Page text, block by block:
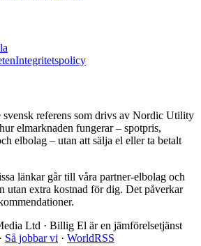
Integritetspolicy
referens som drivs av Nordic Utility
elmarknaden fungerar – spotpris,
elbolag – utan att sälja el eller ta betalt
länkar går till våra partner-elbolag och
extra kostnad för dig. Det påverkar
Ltd · Billig El är en jämförelsetjänst
· Så jobbar vi · WorldRSS